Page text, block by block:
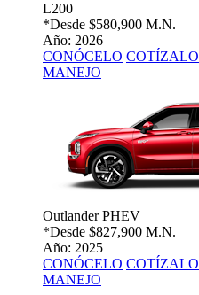
L200
*Desde $580,900 M.N.
Año: 2026
CONÓCELO COTÍZALO
MANEJO
Outlander PHEV
*Desde $827,900 M.N.
Año: 2025
CONÓCELO COTÍZALO
MANEJO